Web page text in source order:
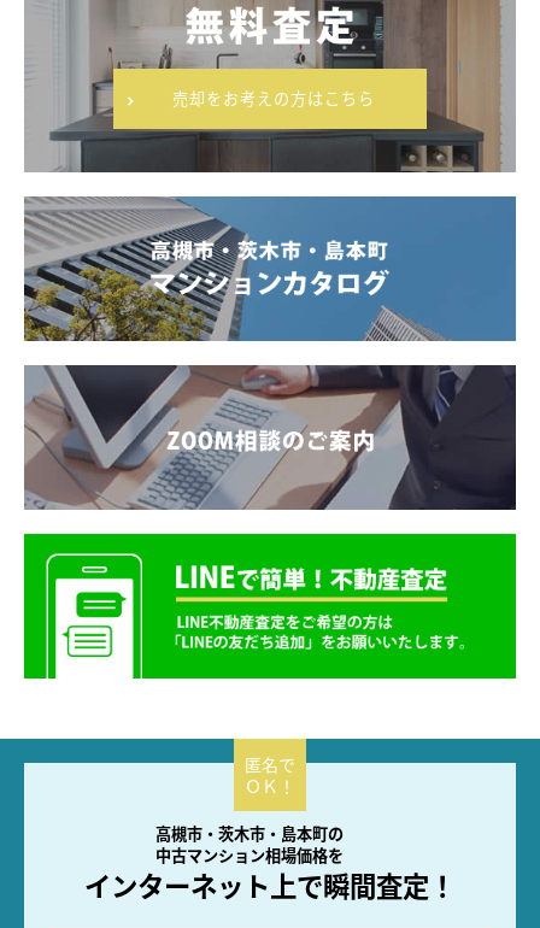
高槻市・茨木市・島本町の
中古マンション相場価格を
インターネット上で瞬間査定！